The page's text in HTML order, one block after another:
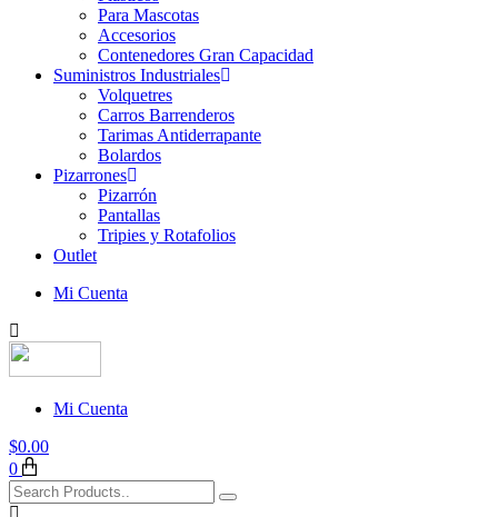
Para Mascotas
Accesorios
Contenedores Gran Capacidad
Suministros Industriales
Volquetres
Carros Barrenderos
Tarimas Antiderrapante
Bolardos
Pizarrones
Pizarrón
Pantallas
Tripies y Rotafolios
Outlet
Mi Cuenta
Mi Cuenta
$0.00
0